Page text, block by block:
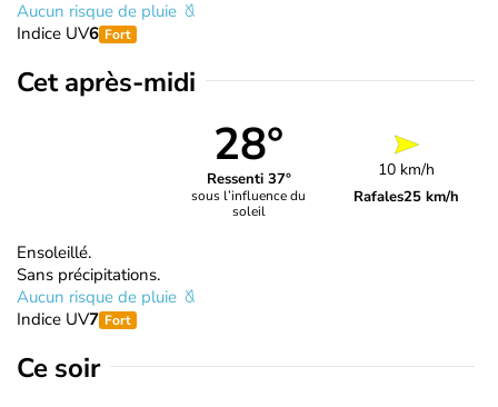
Aucun risque de pluie
Indice UV6 Fort
Cet après-midi
28°
Ressenti 37°
sous l’influence du
soleil
10 km/h
Rafales25 km/h
Ensoleillé.
Sans précipitations.
Aucun risque de pluie
Indice UV7 Fort
Ce soir